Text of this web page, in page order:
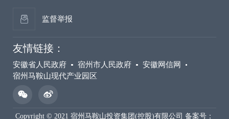
监督举报
友情链接：
安徽省人民政府 宿州市人民政府
安徽网信网
宿州马鞍山现代产业园区
Copyright © 2021 宿州马鞍山投资集团(控股)有限公司 备案号：